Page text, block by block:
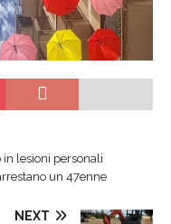
in lesioni personali
un 47enne
NEXT